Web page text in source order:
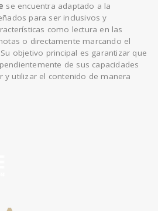
se encuentra adaptado a la
para ser inclusivos y
como lectura en las
o directamente marcando el
objetivo principal es garantizar que
de sus capacidades
y utilizar el contenido de manera